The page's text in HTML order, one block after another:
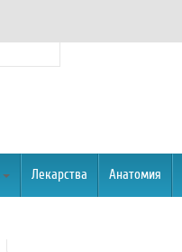
Лекарства Анатомия